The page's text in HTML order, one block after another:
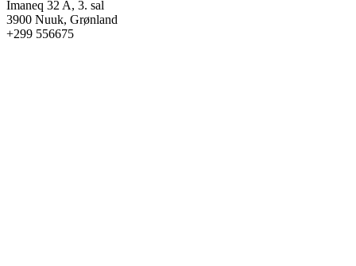
Imaneq 32 A, 3. sal
3900 Nuuk, Grønland
+299 556675